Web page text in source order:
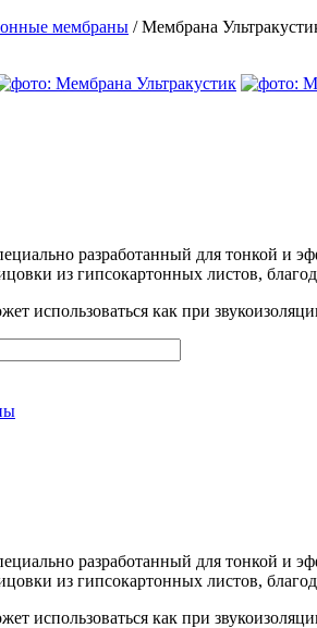
мембраны / Мембрана
разработанный для тонкой
из гипсокартонных листов,
использоваться как при
разработанный для тонкой
из гипсокартонных листов,
использоваться как при